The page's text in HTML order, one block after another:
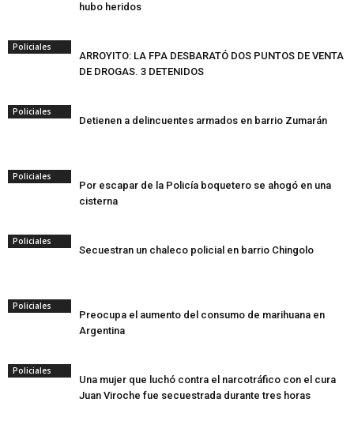
hubo heridos
Policiales
ARROYITO: LA FPA DESBARATÓ DOS PUNTOS DE VENTA
DE DROGAS. 3 DETENIDOS
Policiales
Detienen a delincuentes armados en barrio Zumarán
Policiales
Por escapar de la Policía boquetero se ahogó en una
cisterna
Policiales
Secuestran un chaleco policial en barrio Chingolo
Policiales
Preocupa el aumento del consumo de marihuana en
Argentina
Policiales
Una mujer que luchó contra el narcotráfico con el cura
Juan Viroche fue secuestrada durante tres horas